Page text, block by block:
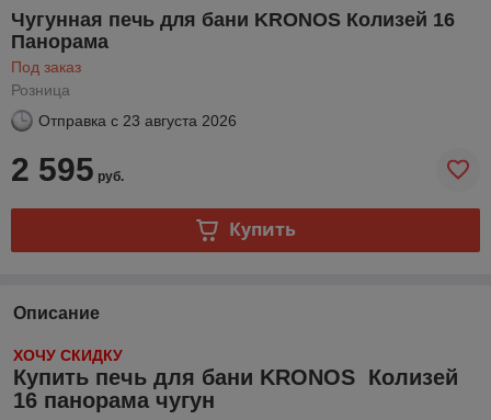
Чугунная печь для бани KRONOS Колизей 16
Панорама
Под заказ
Розница
Отправка с 23 августа 2026
2 595 руб.
Купить
Описание
ХОЧУ СКИДКУ
Купить печь для бани KRONOS Колизей
16 панорама чугун